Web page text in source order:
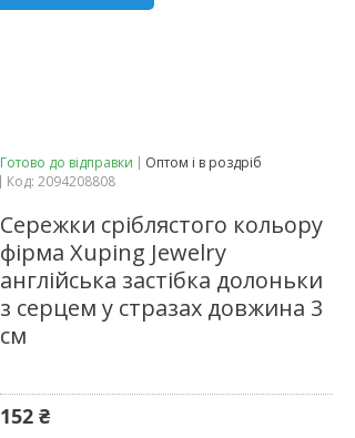
Готово до відправки
Оптом і в роздріб
Код: 2094208808
Сережки сріблястого кольору
фірма Xuping Jewelry
англійська застібка долоньки
з серцем у стразах довжина 3
см
152 ₴